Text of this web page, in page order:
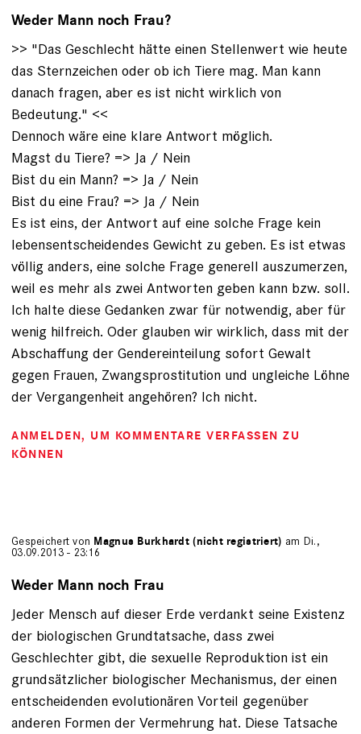
Weder Mann noch Frau?
>> "Das Geschlecht hätte einen Stellenwert wie heute
das Sternzeichen oder ob ich Tiere mag. Man kann
danach fragen, aber es ist nicht wirklich von
Bedeutung." <<
Dennoch wäre eine klare Antwort möglich.
Magst du Tiere? => Ja / Nein
Bist du ein Mann? => Ja / Nein
Bist du eine Frau? => Ja / Nein
Es ist eins, der Antwort auf eine solche Frage kein
lebensentscheidendes Gewicht zu geben. Es ist etwas
völlig anders, eine solche Frage generell auszumerzen,
weil es mehr als zwei Antworten geben kann bzw. soll.
Ich halte diese Gedanken zwar für notwendig, aber für
wenig hilfreich. Oder glauben wir wirklich, dass mit der
Abschaffung der Gendereinteilung sofort Gewalt
gegen Frauen, Zwangsprostitution und ungleiche Löhne
der Vergangenheit angehören? Ich nicht.
ANMELDEN, UM KOMMENTARE VERFASSEN ZU
KÖNNEN
Gespeichert von Magnus Burkhardt (nicht registriert) am Di.,
03.09.2013 - 23:16
Weder Mann noch Frau
Jeder Mensch auf dieser Erde verdankt seine Existenz
der biologischen Grundtatsache, dass zwei
Geschlechter gibt, die sexuelle Reproduktion ist ein
grundsätzlicher biologischer Mechanismus, der einen
entscheidenden evolutionären Vorteil gegenüber
anderen Formen der Vermehrung hat. Diese Tatsache